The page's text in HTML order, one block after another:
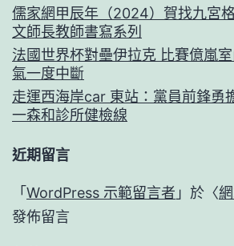
儒家網甲辰年（2024）賀找九宮
文師長教師書寫系列
法國世界杯對壘伊拉克 比賽億嵐
氣一度中斷
走運西海岸car 東站：黨員前鋒勇
一森和診所健檢線
近期留言
「 WordPress 示範留言者 」於〈
發佈留言